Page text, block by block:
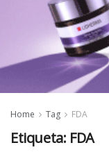
Home Tag FDA
Etiqueta: FDA